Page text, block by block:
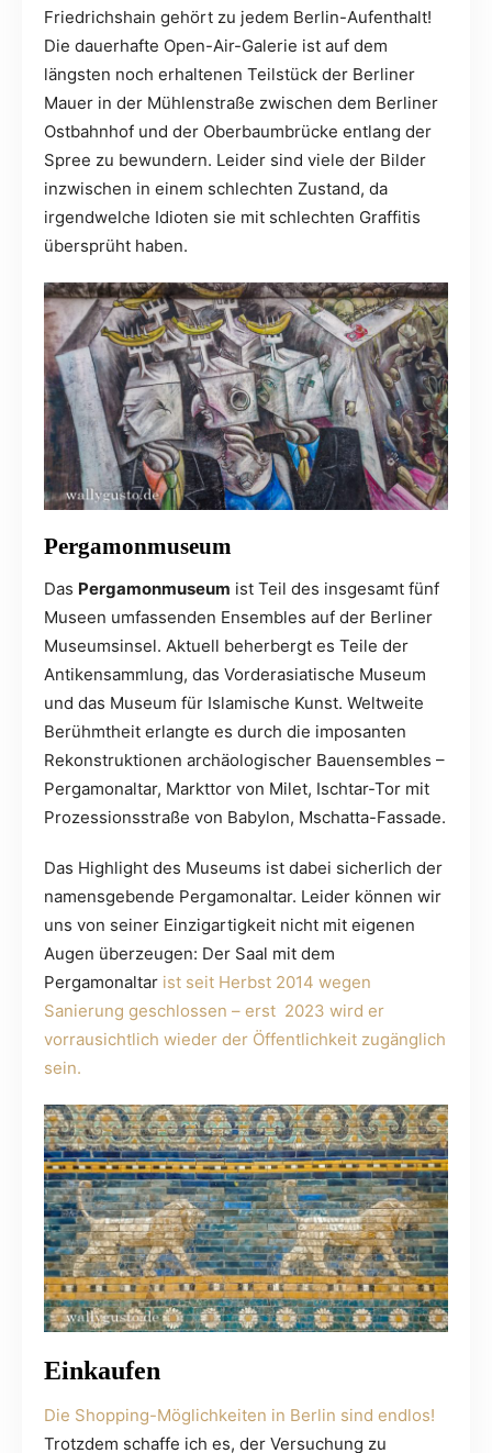
Friedrichshain gehört zu jedem Berlin-Aufenthalt!
Die dauerhafte Open-Air-Galerie ist auf dem
längsten noch erhaltenen Teilstück der Berliner
Mauer in der Mühlenstraße zwischen dem Berliner
Ostbahnhof und der Oberbaumbrücke entlang der
Spree zu bewundern. Leider sind viele der Bilder
inzwischen in einem schlechten Zustand, da
irgendwelche Idioten sie mit schlechten Graffitis
übersprüht haben.
Pergamonmuseum
Das Pergamonmuseum ist Teil des insgesamt fünf
Museen umfassenden Ensembles auf der Berliner
Museumsinsel. Aktuell beherbergt es Teile der
Antikensammlung, das Vorderasiatische Museum
und das Museum für Islamische Kunst. Weltweite
Berühmtheit erlangte es durch die imposanten
Rekonstruktionen archäologischer Bauensembles –
Pergamonaltar, Markttor von Milet, Ischtar-Tor mit
Prozessionsstraße von Babylon, Mschatta-Fassade.
Das Highlight des Museums ist dabei sicherlich der
namensgebende Pergamonaltar. Leider können wir
uns von seiner Einzigartigkeit nicht mit eigenen
Augen überzeugen: Der Saal mit dem
Pergamonaltar ist seit Herbst 2014 wegen
Sanierung geschlossen – erst 2023 wird er
vorrausichtlich wieder der Öffentlichkeit zugänglich
sein.
Einkaufen
Die Shopping-Möglichkeiten in Berlin sind endlos!
Trotzdem schaffe ich es, der Versuchung zu